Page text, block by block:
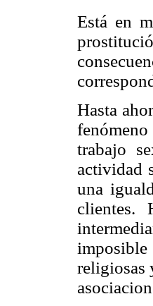
Está en
Hasta
trabajo
actividad
una
clientes.
imposible
religiosas